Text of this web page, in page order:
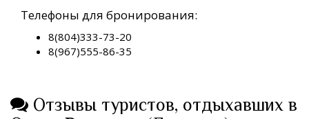
Телефоны для бронирования:
8(804)333-73-20
8(967)555-86-35
Отзывы туристов, отдыхавших в